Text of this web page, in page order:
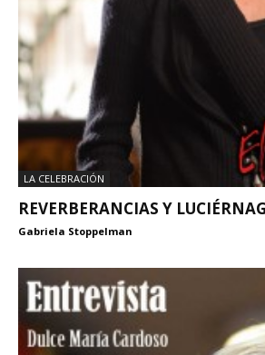
LA CELEBRACIÓN
REVERBERANCIAS Y
Gabriela Stoppelman